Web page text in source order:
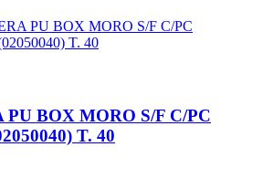
BOX MORO S/F C/PC
T. 40